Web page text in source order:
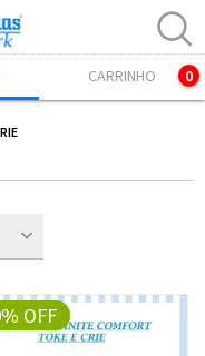
CARRINHO 0
ao carrinho.
OFF